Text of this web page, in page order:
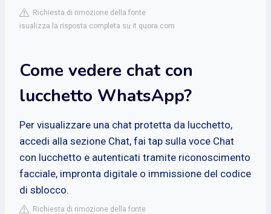
Richiesta di rimozione della fonte
isualizza la risposta completa su it.quora.com
Come vedere chat con
lucchetto WhatsApp?
Per visualizzare una chat protetta da lucchetto,
accedi alla sezione Chat, fai tap sulla voce Chat
con lucchetto e autenticati tramite riconoscimento
facciale, impronta digitale o immissione del codice
di sblocco.
Richiesta di rimozione della fonte